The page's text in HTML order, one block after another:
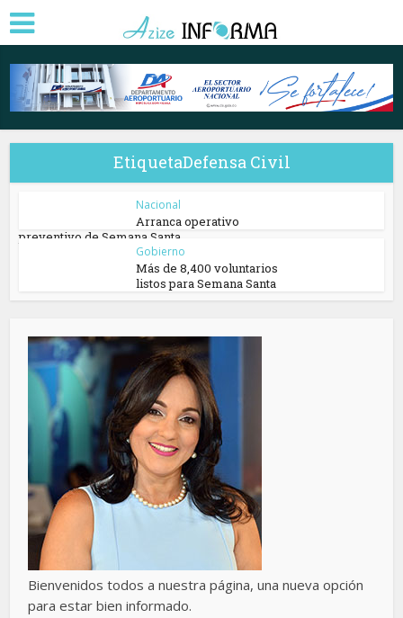
EtiquetaDefensa Civil
Nacional
Arranca operativo
preventivo de Semana Santa
Gobierno
Más de 8,400 voluntarios
listos para Semana Santa
Bienvenidos todos a nuestra página, una nueva opción
para estar bien informado.